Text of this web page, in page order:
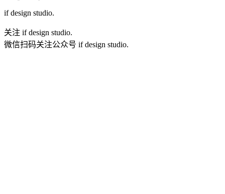
if design studio.
关注 if design studio.
微信扫码关注公众号 if design studio.